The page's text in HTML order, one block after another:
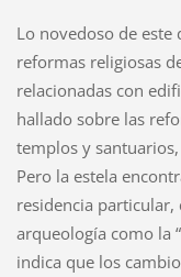
Lo novedoso de
reformas religiosas
relacionadas con
hallado sobre las
templos y
Pero la estela
residencia
arqueología como la
indica que los